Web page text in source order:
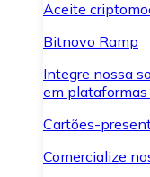
Aceite
Bitnovo Ramp
Integre nossa
em plataformas
Cartões-
Comercialize